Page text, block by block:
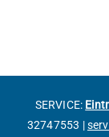
SERVICE:
32747553 |